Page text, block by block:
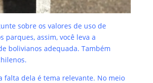
sobre os valores de uso de
parques, assim, você leva a
bolivianos adequada. Também
falta dela é tema relevante. No meio